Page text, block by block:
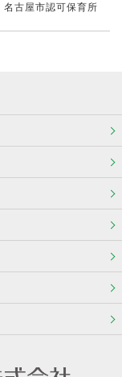
名古屋市認可保育所